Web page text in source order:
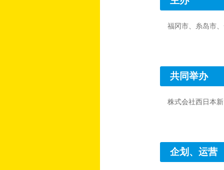
福冈市、糸岛市
共同举办
株式会社西日本
企划、运营